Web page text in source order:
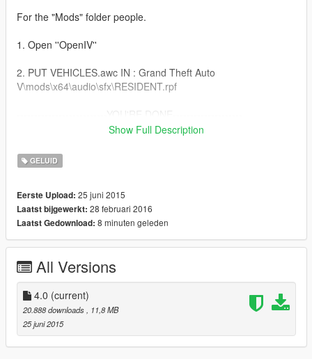
For the "Mods" folder people.
1. Open ''OpenIV''
2. PUT VEHICLES.awc IN : Grand Theft Auto
V\mods\x64\audio\sfx\RESIDENT.rpf
So if i haven't messed anything up,
all sirens are changed to Dutch sirens
Update 4.0
Fib sirens included.
Recorded the real-life sirens, and used those.
-----------------
Police sirens without background noise/wind
High quality, louder siren noise.
Thanks to Justin Rijsdijk for linking me to this siren
-----------------
Update 3.0
Included Ambulance Siren
Included Firetruck Siren
Show Full Description
GELUID
Eerste Upload: 25 juni 2015
Laatst bijgewerkt: 28 februari 2016
Laatst Gedownload: 8 minuten geleden
All Versions
4.0 (current)
20.888 downloads
, 11,8 MB
25 juni 2015